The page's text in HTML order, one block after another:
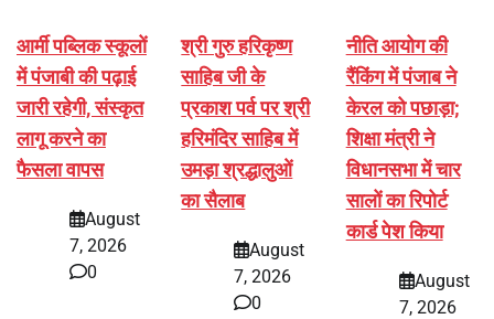
आर्मी पब्लिक स्कूलों
में पंजाबी की पढ़ाई
जारी रहेगी, संस्कृत
लागू करने का
फैसला वापस
August
7, 2026
0
श्री गुरु हरिकृष्ण
साहिब जी के
प्रकाश पर्व पर श्री
हरिमंदिर साहिब में
उमड़ा श्रद्धालुओं
का सैलाब
August
7, 2026
0
नीति आयोग की
रैंकिंग में पंजाब ने
केरल को पछाड़ा;
शिक्षा मंत्री ने
विधानसभा में चार
सालों का रिपोर्ट
कार्ड पेश किया
August
7, 2026